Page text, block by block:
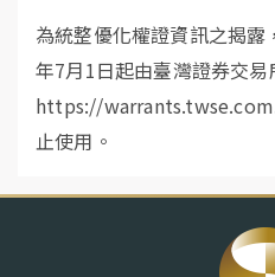
為統整優化權證資訊之揭
年7月1日起由臺灣證券交
https://
止使用。